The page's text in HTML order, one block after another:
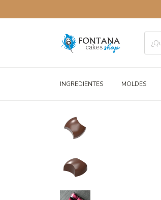
INGREDIENTES MOLDES